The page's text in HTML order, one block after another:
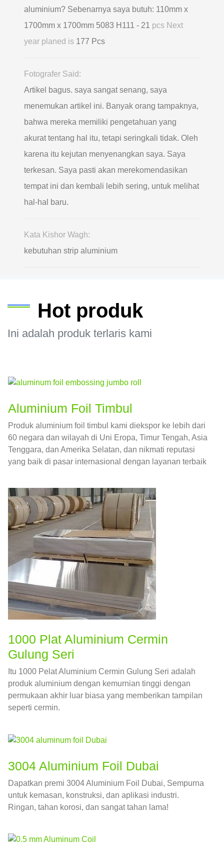
aluminium? Sebenarnya saya butuh: 110mm x
1700mm x 1700mm 5083 H111 - 21 pcs Next
year planed is 177 Pcs
Fotografer Said:
Artikel bagus. saya sangat senang, saya
menemukan artikel ini. Banyak orang tampaknya,
bahwa mereka memiliki pengetahuan yang
akurat tentang hal itu, tetapi seringkali tidak. Oleh
karena itu kejutan menyenangkan saya. Saya
terkesan. Saya pasti akan merekomendasikan
tempat ini dan kembali lebih sering, untuk melihat
hal-hal baru.
Kata Kishor Wagh:
kebutuhan strip aluminium
Hot produk
Ini adalah produk terlaris kami
Aluminium Foil Timbul
Produk aluminium foil timbul kami diekspor ke lebih dari
60 negara dan wilayah di Uni Eropa, Timur Tengah, Asia
Tenggara, dan Amerika Selatan, dan nikmati reputasi
yang baik di pasar internasional dengan layanan terbaik
1000 Plat Aluminium Cermin
Gulung Seri
Itu 1000 Pelat Aluminium Cermin Gulung Seri adalah
produk aluminium dengan kemurnian tinggi dengan
permukaan akhir luar biasa yang memberikan tampilan
seperti cermin.
3004 Aluminium Foil Dubai
Dapatkan premi 3004 Aluminium Foil Dubai, Sempurna
untuk kemasan, konstruksi, dan aplikasi industri.
Ringan, tahan korosi, dan sangat tahan lama!